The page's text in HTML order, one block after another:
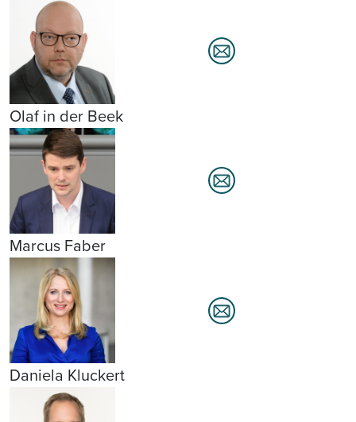
Olaf in der Beek
Marcus Faber
Daniela Kluckert